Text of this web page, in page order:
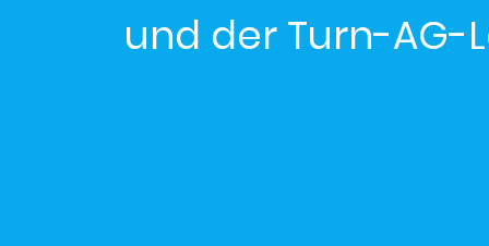
und der Turn-AG-